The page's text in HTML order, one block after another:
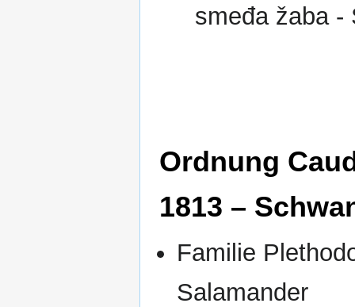
smeđa žaba -
Ordnung
1813 –
Familie
Salamander